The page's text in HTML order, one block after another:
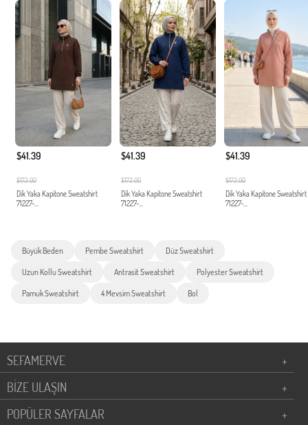
$41.39
$172.00
Dik Yaka Kapitone Sweatshirt
71227-...
$41.39
$172.00
Dik Yaka Kapitone Sweatshirt
71227-...
$41.39
$172.00
Dik Yaka Kapitone Sweatshirt
71227-...
Büyük Beden Pembe Sweatshirt Düz Sweatshirt
Uzun Kollu Sweatshirt Antrasit Sweatshirt Polyester Sweatshirt
Pamuk Sweatshirt 4 Mevsim Sweatshirt Bol
SEFAMERVE
+
BİZE ULAŞIN
+
POPÜLER SAYFALAR
+